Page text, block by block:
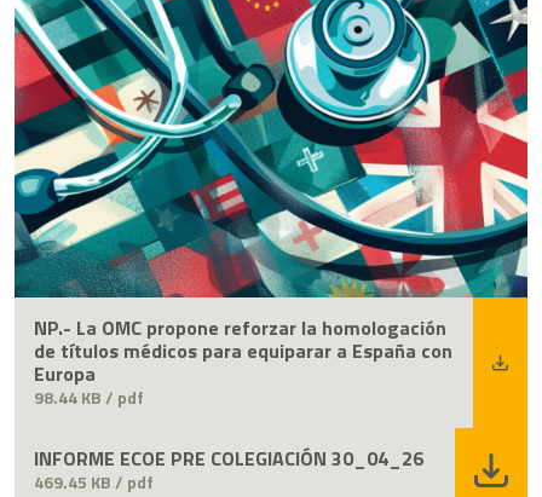
NP.- La OMC propone reforzar la homologación
de títulos médicos para equiparar a España con
Europa
98.44 KB / pdf
INFORME ECOE PRE COLEGIACIÓN 30_04_26
469.45 KB / pdf